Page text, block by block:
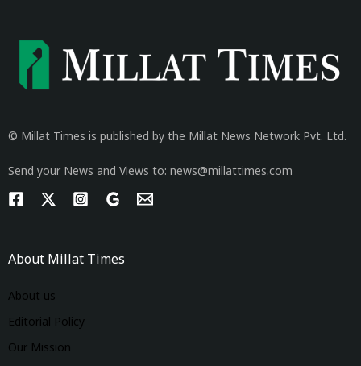
© Millat Times is published by the Millat News Network Pvt. Ltd.
Send your News and Views to: news@millattimes.com
About Millat Times
About us
Editorial Policy
Our Mission